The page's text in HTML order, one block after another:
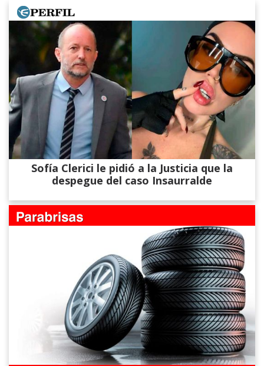
Sofía Clerici le pidió a la Justicia que la
despegue del caso Insaurralde